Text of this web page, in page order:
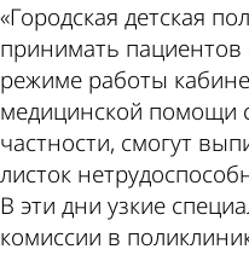
«Городская детская
принимать
режиме работы
медицинской помощи
частности, смогут
листок
В эти дни узкие
комиссии в